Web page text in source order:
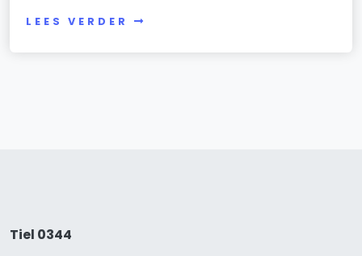
LEES VERDER
Tiel 0344